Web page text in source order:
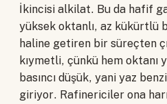
İkincisi alkilat. Bu da hafif
yüksek oktanlı, az kükürtlü
haline getiren bir süreçten
kıymetli, çünkü hem oktanı
basıncı düşük, yani yaz
giriyor. Rafinericiler ona